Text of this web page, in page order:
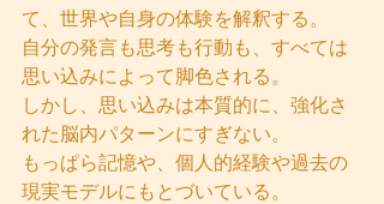
て、世界や自身の体験を解釈する。
自分の発言も思考も行動も、すべては
思い込みによって脚色される。
しかし、思い込みは本質的に、強化さ
れた脳内パターンにすぎない。
もっぱら記憶や、個人的経験や過去の
現実モデルにもとづいている。